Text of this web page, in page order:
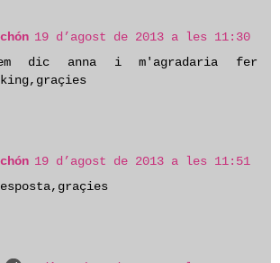
19 d’agost de 2013 a les 11:30
dic anna i m'agradaria fer
19 d’agost de 2013 a les 11:51